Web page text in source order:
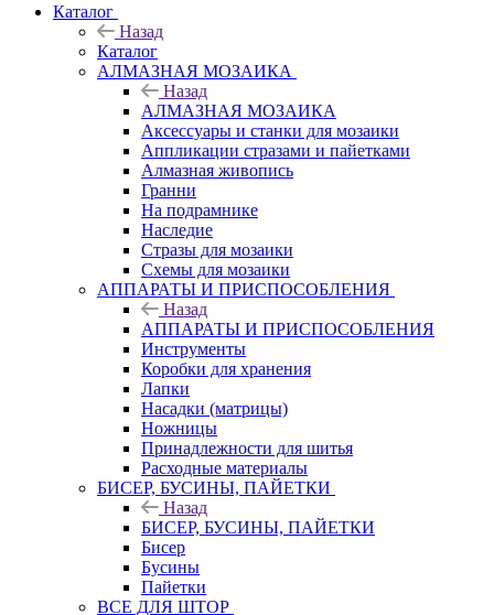
Каталог
Назад
Каталог
АЛМАЗНАЯ МОЗАИКА
Назад
АЛМАЗНАЯ МОЗАИКА
Аксессуары и станки для мозаики
Аппликации стразами и пайетками
Алмазная живопись
Гранни
На подрамнике
Наследие
Стразы для мозаики
Схемы для мозаики
АППАРАТЫ И ПРИСПОСОБЛЕНИЯ
Назад
АППАРАТЫ И ПРИСПОСОБЛЕНИЯ
Инструменты
Коробки для хранения
Лапки
Насадки (матрицы)
Ножницы
Принадлежности для шитья
Расходные материалы
БИСЕР, БУСИНЫ, ПАЙЕТКИ
Назад
БИСЕР, БУСИНЫ, ПАЙЕТКИ
Бисер
Бусины
Пайетки
ВСЕ ДЛЯ ШТОР